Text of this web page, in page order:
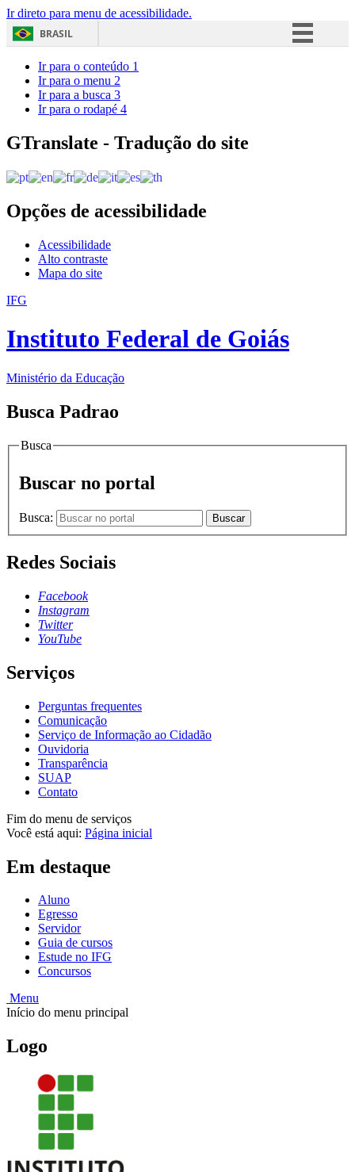
Ir direto para menu de acessibilidade.
BRASIL
Acesso à informação
Ir para o conteúdo 1
Ir para o menu 2
Ir para a busca 3
Ir para o rodapé 4
GTranslate - Tradução do site
Opções de acessibilidade
Acessibilidade
Alto contraste
Mapa do site
IFG
Instituto Federal de Goiás
Ministério da Educação
Busca Padrao
Busca
Buscar no portal
Busca: Buscar
Redes Sociais
Facebook
Instagram
Twitter
YouTube
Serviços
Perguntas frequentes
Comunicação
Serviço de Informação ao Cidadão
Ouvidoria
Transparência
SUAP
Contato
Fim do menu de serviços
Você está aqui: Página inicial
Em destaque
Aluno
Egresso
Servidor
Guia de cursos
Estude no IFG
Concursos
Menu
Início do menu principal
Logo